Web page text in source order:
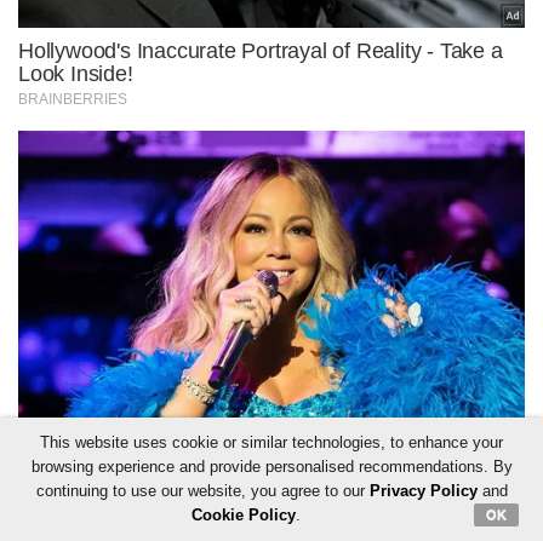
This website uses cookie or similar technologies, to enhance your
browsing experience and provide personalised recommendations. By
continuing to use our website, you agree to our Privacy Policyand
Cookie Policy. OK